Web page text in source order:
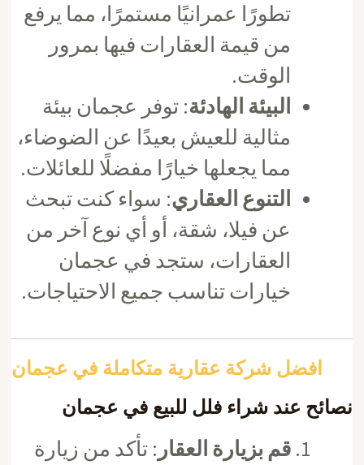
تطورًا عمرانيًا مستمرًا، مما يرفع
من قيمة العقارات فيها بمرور
الوقت.
البيئة الهادئة: توفر عجمان بيئة
مثالية للعيش بعيدًا عن الضوضاء،
مما يجعلها خيارًا مفضلًا للعائلات.
التنوع العقاري: سواء كنت تبحث
عن فيلا، شقة، أو أي نوع آخر من
العقارات، ستجد في عجمان
خيارات تناسب جميع الاحتياجات.
افضل شركة عقارية متكاملة في عجمان
نصائح عند شراء فلل للبيع في عجمان
قم بزيارة العقار : تأكد من زيارة